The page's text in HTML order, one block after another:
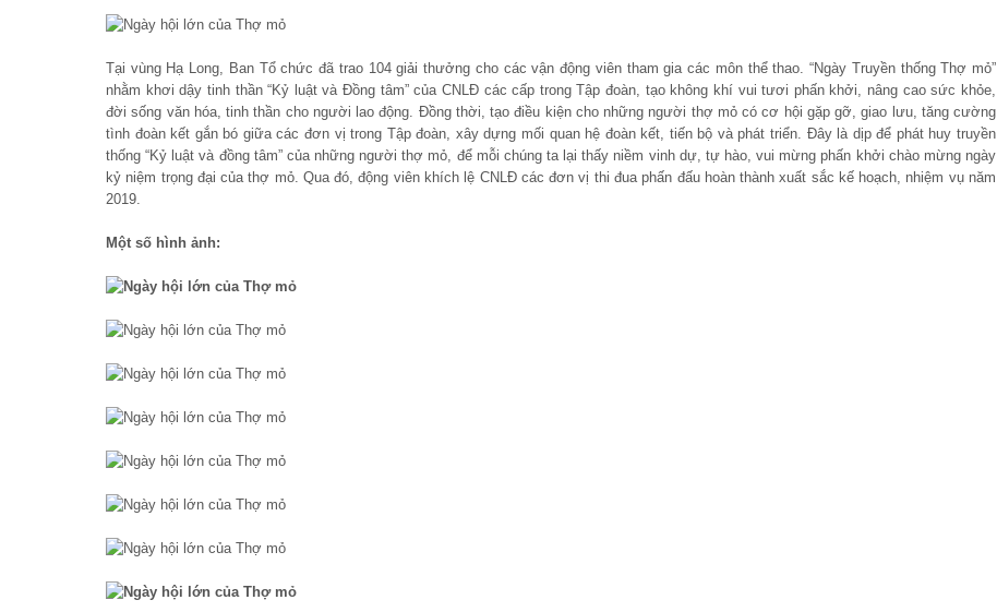
Tại vùng Hạ Long, Ban Tổ chức đã trao 104 giải thưởng cho các vận động viên tham gia các môn thể thao. “Ngày Truyền thống Thợ mỏ”
nhằm khơi dậy tinh thần “Kỷ luật và Đồng tâm” của CNLĐ các cấp trong Tập đoàn, tạo không khí vui tươi phấn khởi, nâng cao sức khỏe,
đời sống văn hóa, tinh thần cho người lao động. Đồng thời, tạo điều kiện cho những người thợ mỏ có cơ hội gặp gỡ, giao lưu, tăng cường
tình đoàn kết gắn bó giữa các đơn vị trong Tập đoàn, xây dựng mối quan hệ đoàn kết, tiến bộ và phát triển. Đây là dịp để phát huy truyền
thống “Kỷ luật và đồng tâm” của những người thợ mỏ, để mỗi chúng ta lại thấy niềm vinh dự, tự hào, vui mừng phấn khởi chào mừng ngày
kỷ niệm trọng đại của thợ mỏ. Qua đó, động viên khích lệ CNLĐ các đơn vị thi đua phấn đấu hoàn thành xuất sắc kế hoạch, nhiệm vụ năm
2019.
Một số hình ảnh: